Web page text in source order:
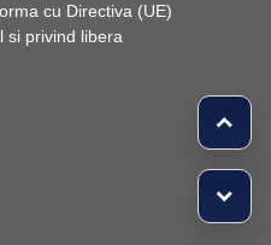
cu Directiva (UE)
si privind libera